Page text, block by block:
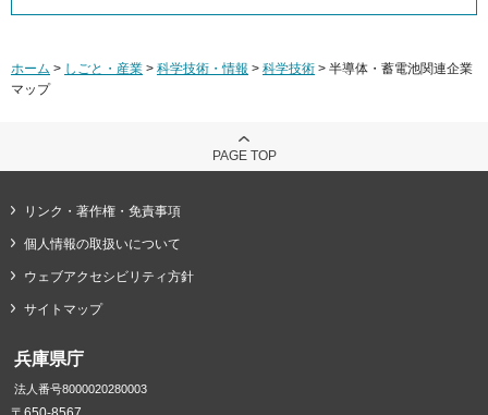
ホーム > しごと・産業 > 科学技術・情報 > 科学技術 > 半導体・蓄電池関連企業
マップ
PAGE TOP
リンク・著作権・免責事項
個人情報の取扱いについて
ウェブアクセシビリティ方針
サイトマップ
兵庫県庁
法人番号8000020280003